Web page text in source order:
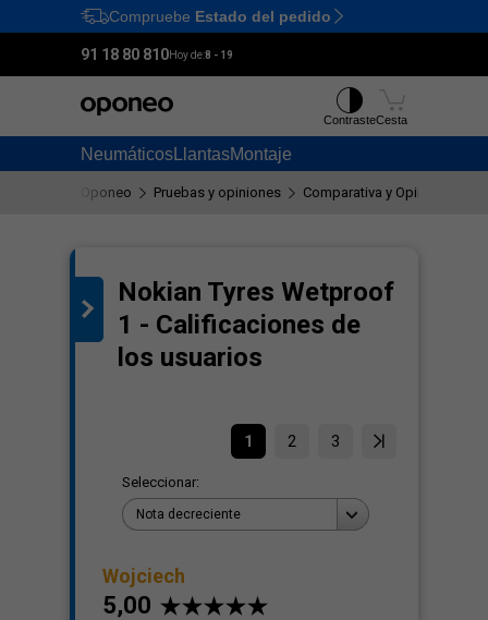
Ctrl M
Compruebe Estado del pedido
91 18 80 810Hoy de:8 - 19
Neumáticos LlantasMontaje
ContrasteCesta
Oponeo Pruebas y opiniones Comparativa y Opiniones
Nokian Tyres Wetproof
1 - Calificaciones de
los usuarios
1 2 3
Seleccionar:
Nota decreciente
Wojciech
5,00